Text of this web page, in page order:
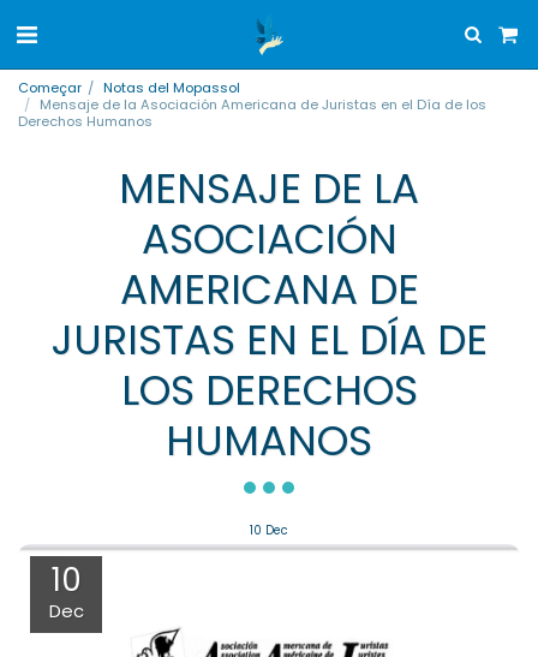
Começar
Notas del Mopassol
Mensaje de la Asociación Americana de Juristas en el Día de los
Derechos Humanos
MENSAJE DE LA
ASOCIACIÓN
AMERICANA DE
JURISTAS EN EL DÍA DE
LOS DERECHOS
HUMANOS
10 Dec
10
Dec